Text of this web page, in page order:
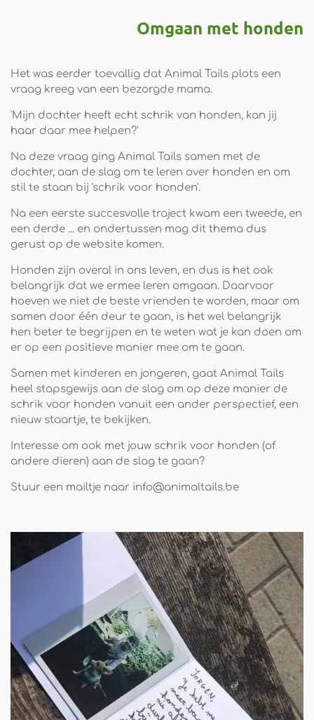
Omgaan met honden
Het was eerder toevallig dat Animal Tails plots een
vraag kreeg van een bezorgde mama.
'Mijn dochter heeft echt schrik van honden, kan jij
haar daar mee helpen?'
Na deze vraag ging Animal Tails samen met de
dochter, aan de slag om te leren over honden en om
stil te staan bij 'schrik voor honden'.
Na een eerste succesvolle traject kwam een tweede, en
een derde ... en ondertussen mag dit thema dus
gerust op de website komen.
Honden zijn overal in ons leven, en dus is het ook
belangrijk dat we ermee leren omgaan. Daarvoor
hoeven we niet de beste vrienden te worden, maar om
samen door één deur te gaan, is het wel belangrijk
hen beter te begrijpen en te weten wat je kan doen om
er op een positieve manier mee om te gaan.
Samen met kinderen en jongeren, gaat Animal Tails
heel stapsgewijs aan de slag om op deze manier de
schrik voor honden vanuit een ander perspectief, een
nieuw staartje, te bekijken.
Interesse om ook met jouw schrik voor honden (of
andere dieren) aan de slag te gaan?
Stuur een mailtje naar info@animaltails.be